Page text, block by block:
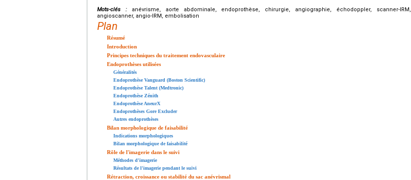
Mots-clés :anévrisme, aorte abdominale, endoprothèse, chirurgie, angiographie, échodoppler, scanner-IRM,
angioscanner, angio-IRM, embolisation
Plan
Résumé
Introduction
Principes techniques du traitement endovasculaire
Endoprothèses utilisées
Généralités
Endoprothèse Vanguard (Boston Scientific)
Endoprothèse Talent (Medtronic)
Endoprothèse Zénith
Endoprothèse AneurX
Endoprothèses Gore Excluder
Autres endoprothèses
Bilan morphologique de faisabilité
Indications morphologiques
Bilan morphologique de faisabilité
Rôle de l'imagerie dans le suivi
Méthodes d'imagerie
Résultats de l'imagerie pendant le suivi
Rétraction, croissance ou stabilité du sac anévrismal